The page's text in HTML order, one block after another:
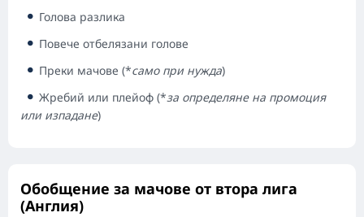
Голова разлика
Повече отбелязани голове
Преки мачове (*само при нужда)
Жребий или плейоф (*за определяне на промоция
или изпадане)
Обобщение за мачове от втора лига
(Англия)